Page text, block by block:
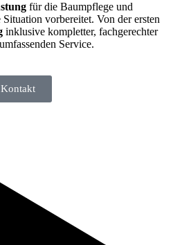
für die Baumpflege und
vorbereitet. Von der ersten
inklusive kompletter, fachgerechter
Service.
Kontakt